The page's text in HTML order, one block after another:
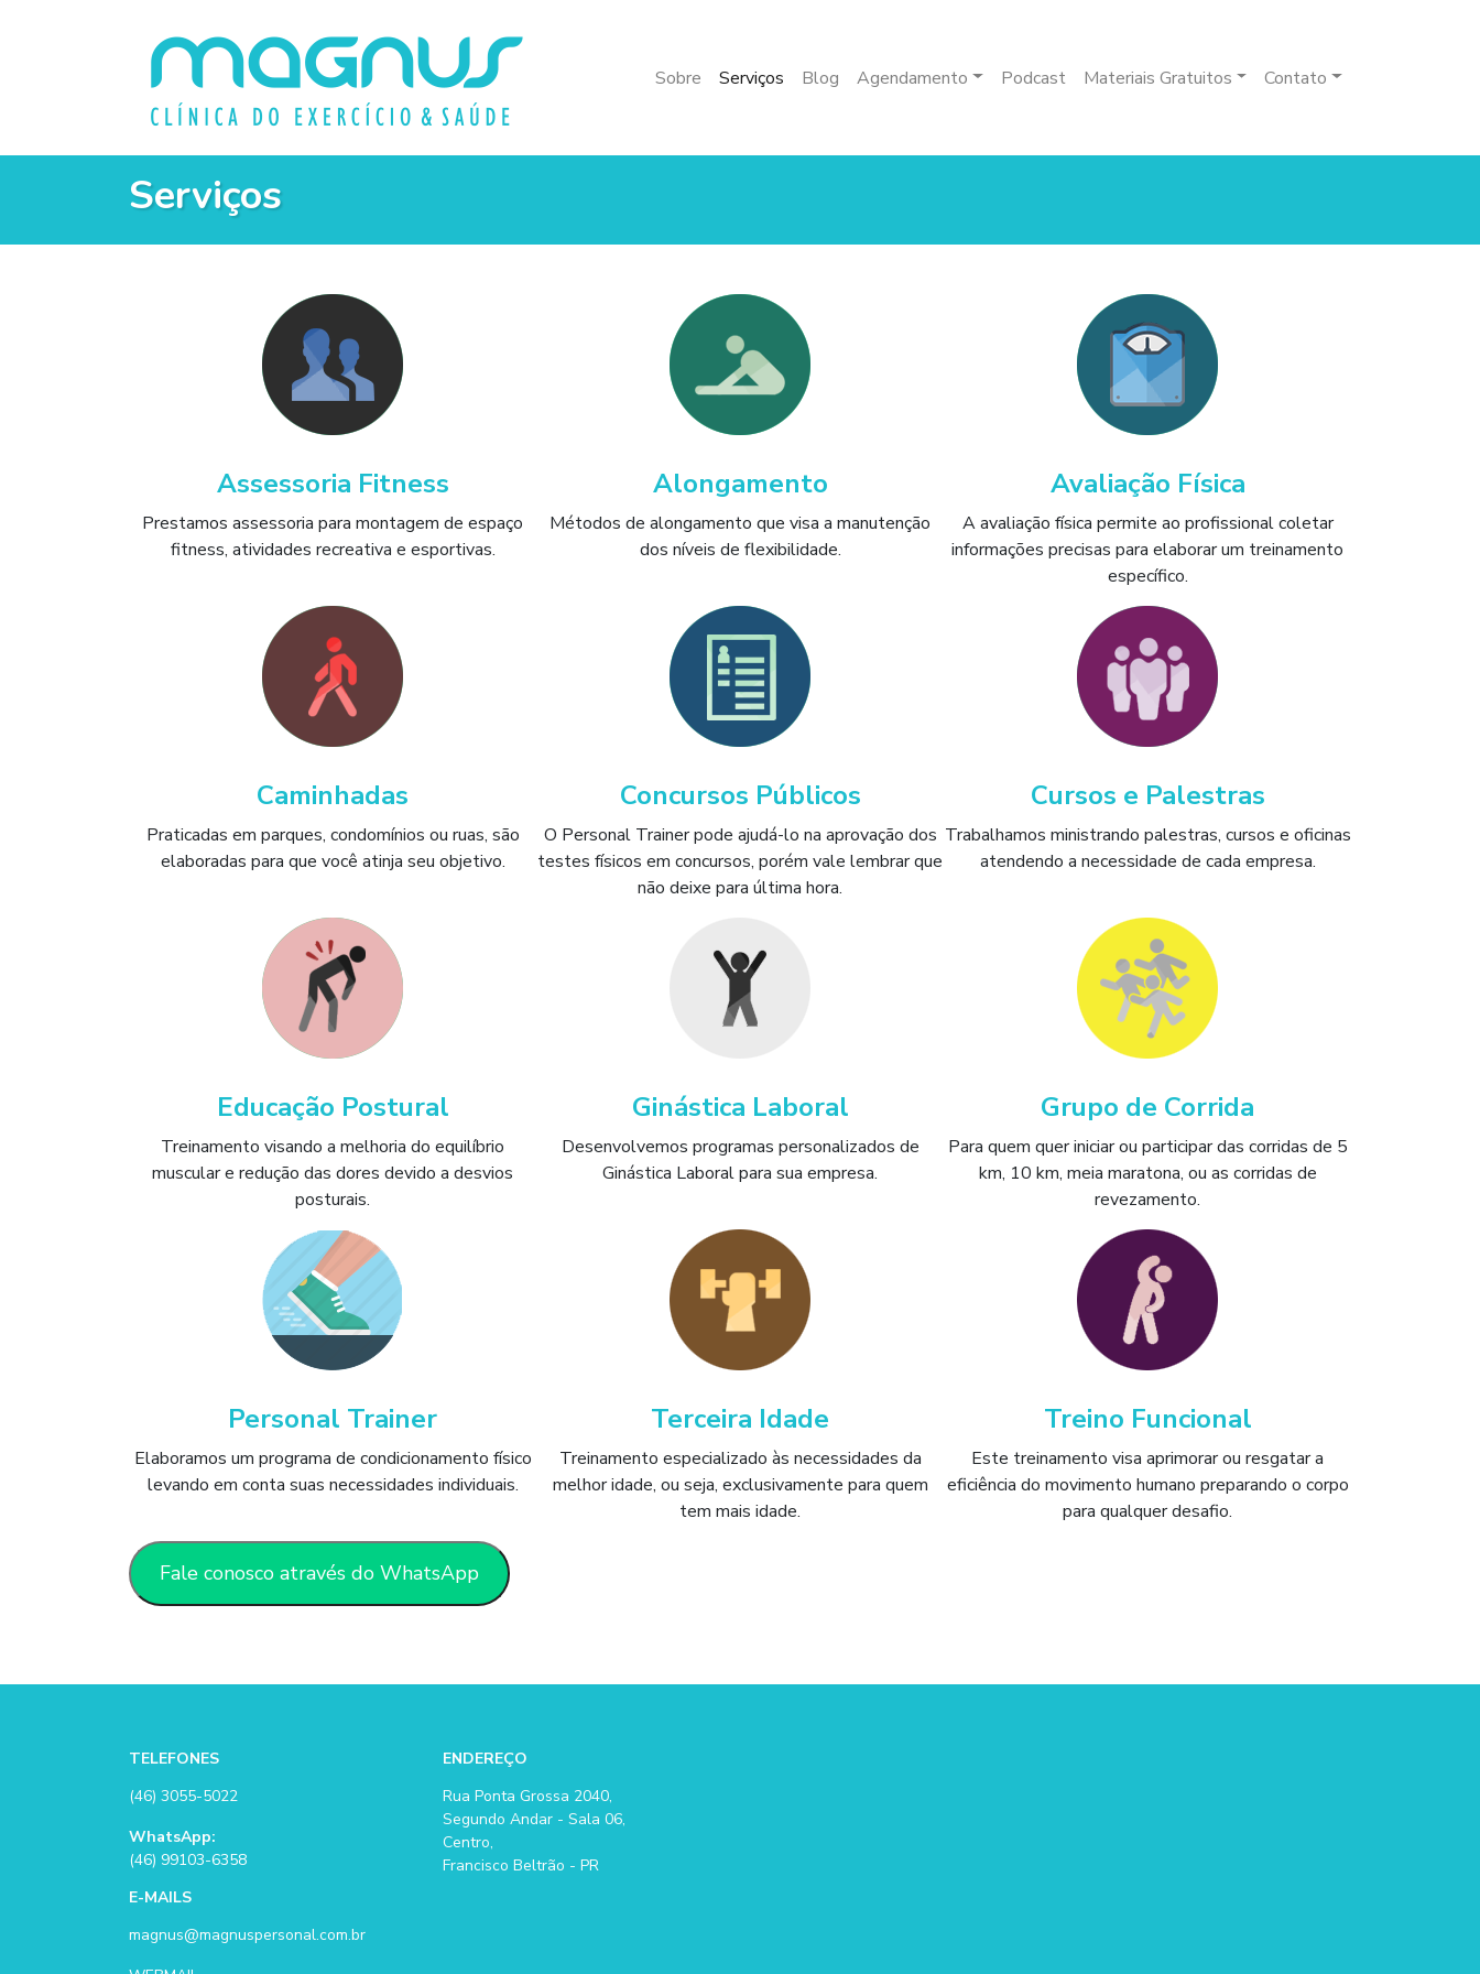
Sobre Serviços Blog Agendamento Podcast Materiais Gratuitos Contato
Serviços
Assessoria Fitness
Prestamos assessoria para montagem de espaço
fitness, atividades recreativa e esportivas.
Alongamento
Métodos de alongamento que visa a manutenção
dos níveis de flexibilidade.
Avaliação Física
A avaliação física permite ao profissional coletar
informações precisas para elaborar um treinamento
específico.
Caminhadas
Praticadas em parques, condomínios ou ruas, são
elaboradas para que você atinja seu objetivo.
Concursos Públicos
O Personal Trainer pode ajudá-lo na aprovação dos
testes físicos em concursos, porém vale lembrar que
não deixe para última hora.
Cursos e Palestras
Trabalhamos ministrando palestras, cursos e oficinas
atendendo a necessidade de cada empresa.
Educação Postural
Treinamento visando a melhoria do equilíbrio
muscular e redução das dores devido a desvios
posturais.
Ginástica Laboral
Desenvolvemos programas personalizados de
Ginástica Laboral para sua empresa.
Grupo de Corrida
Para quem quer iniciar ou participar das corridas de 5
km, 10 km, meia maratona, ou as corridas de
revezamento.
Personal Trainer
Elaboramos um programa de condicionamento físico
levando em conta suas necessidades individuais.
Terceira Idade
Treinamento especializado às necessidades da
melhor idade, ou seja, exclusivamente para quem
tem mais idade.
Treino Funcional
Este treinamento visa aprimorar ou resgatar a
eficiência do movimento humano preparando o corpo
para qualquer desafio.
Fale conosco através do WhatsApp
TELEFONES
(46) 3055-5022
WhatsApp:
(46) 99103-6358
E-MAILS
magnus@magnuspersonal.com.br
ENDEREÇO
Rua Ponta Grossa 2040,
Segundo Andar - Sala 06,
Centro,
Francisco Beltrão - PR